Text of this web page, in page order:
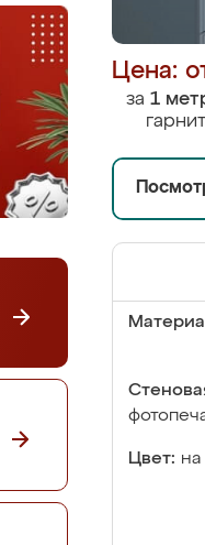
Цена:
за 1
Цвет: